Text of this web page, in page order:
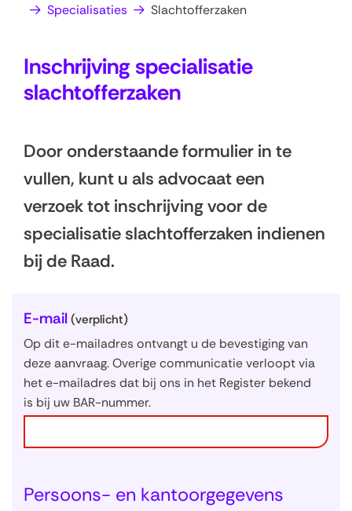
Specialisaties
Slachtofferzaken
Inschrijving specialisatie
slachtofferzaken
Door onderstaande formulier in te
vullen, kunt u als advocaat een
verzoek tot inschrijving voor de
specialisatie slachtofferzaken indienen
bij de Raad.
U
w
g
e
g
v
n
E-mail (verplicht)
Op dit e-mailadres ontvangt u de bevestiging van
deze aanvraag. Overige communicatie verloopt via
het e-mailadres dat bij ons in het Register bekend
is bij uw BAR-nummer.
Persoons- en kantoorgegevens